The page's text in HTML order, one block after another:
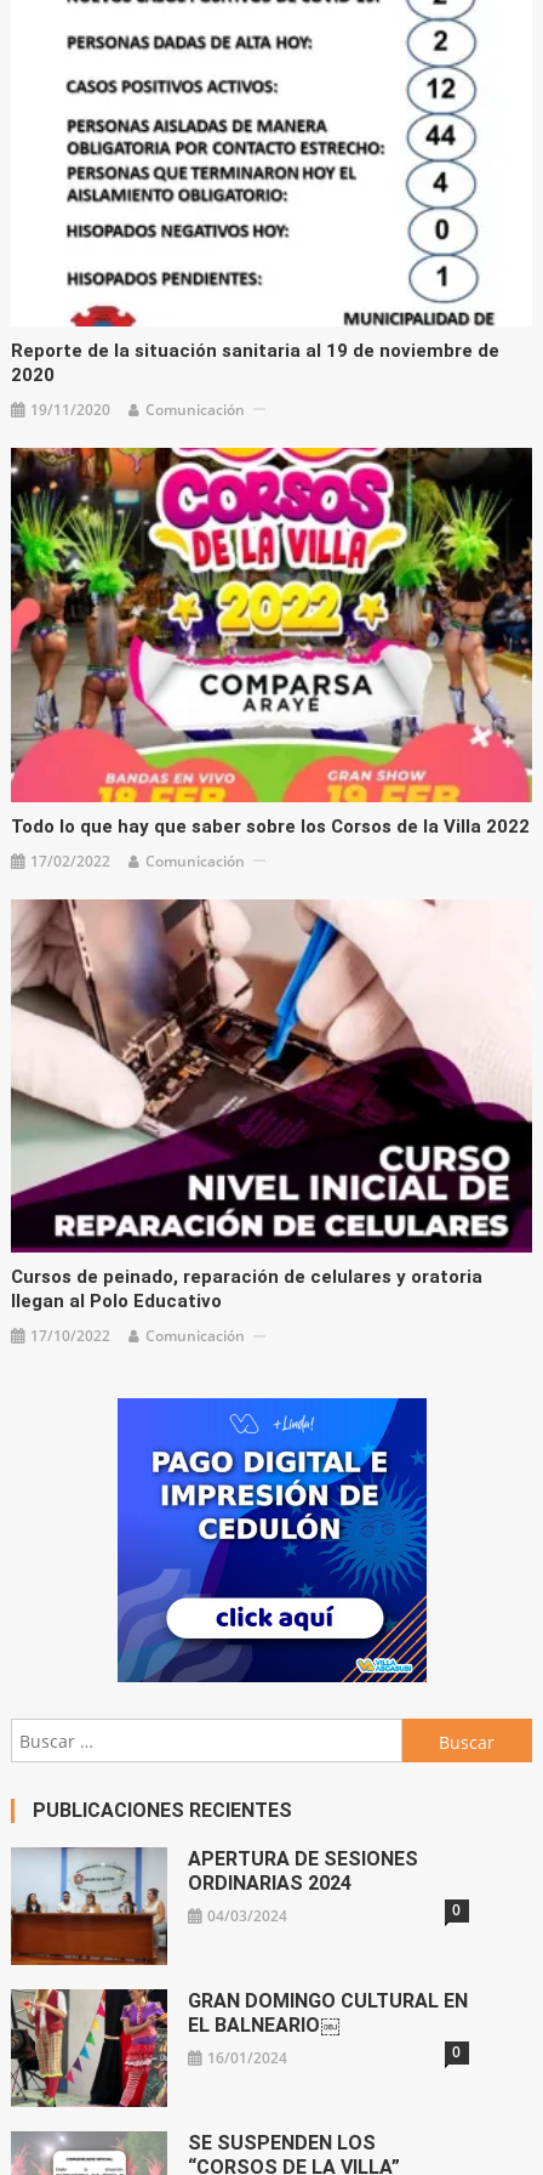
Reporte de la situación sanitaria al 19 de noviembre de
2020
19/11/2020 Comunicación
Todo lo que hay que saber sobre los Corsos de la Villa 2022
17/02/2022 Comunicación
Cursos de peinado, reparación de celulares y oratoria
llegan al Polo Educativo
17/10/2022 Comunicación
Buscar:
PUBLICACIONES RECIENTES
APERTURA DE SESIONES
ORDINARIAS 2024
04/03/2024 0
GRAN DOMINGO CULTURAL EN
EL BALNEARIO￼
16/01/2024 0
SE SUSPENDEN LOS
“CORSOS DE LA VILLA”